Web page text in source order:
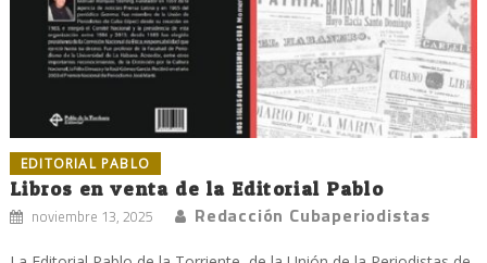
EDITORIAL PABLO
Libros en venta de la Editorial Pablo
noviembre 13, 2025 Redacción Cubaperiodistas